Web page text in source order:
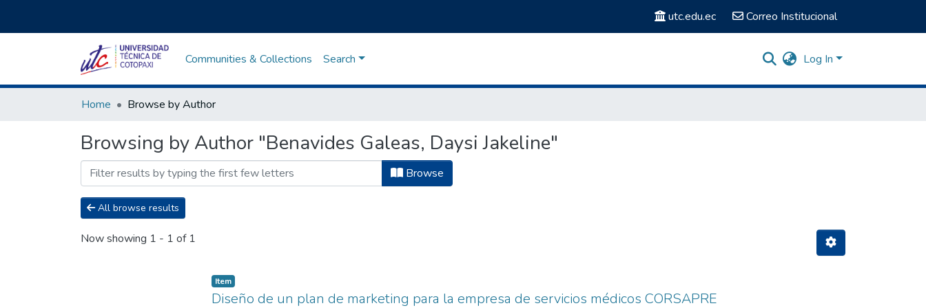
utc.edu.ec Correo Institucional
Communities & Collections Search Log In
Home Browse by Author
Browsing by Author "Benavides Galeas, Daysi Jakeline"
Browse
All browse results
Now showing 1 - 1 of 1
Item
Diseño de un plan de marketing para la empresa de servicios médicos CORSAPRE